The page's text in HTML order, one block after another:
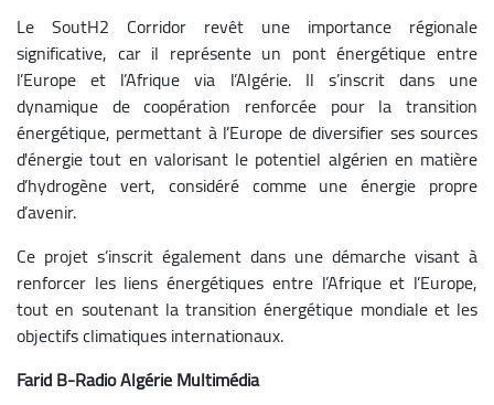
Le SoutH2 Corridor revêt une importance régionale
significative, car il représente un pont énergétique entre
l’Europe et l’Afrique via l’Algérie. Il s’inscrit dans une
dynamique de coopération renforcée pour la transition
énergétique, permettant à l’Europe de diversifier ses sources
d'énergie tout en valorisant le potentiel algérien en matière
d’hydrogène vert, considéré comme une énergie propre
d’avenir.
Ce projet s’inscrit également dans une démarche visant à
renforcer les liens énergétiques entre l’Afrique et l’Europe,
tout en soutenant la transition énergétique mondiale et les
objectifs climatiques internationaux.
Farid B-Radio Algérie Multimédia